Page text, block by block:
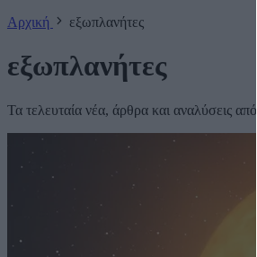
Αρχική
εξωπλανήτες
εξωπλανήτες
Τα τελευταία νέα, άρθρα και αναλύσεις